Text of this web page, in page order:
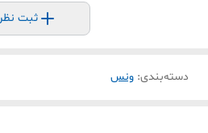
ثبت نظر
دسته‌بندی: ونس